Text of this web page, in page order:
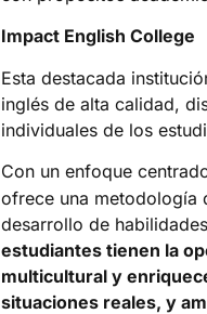
Impact English College
Esta destacada
inglés de alta calidad,
individuales de los
Con un enfoque
ofrece una metodología
desarrollo de
estudiantes tienen la
multicultural y
situaciones reales, y